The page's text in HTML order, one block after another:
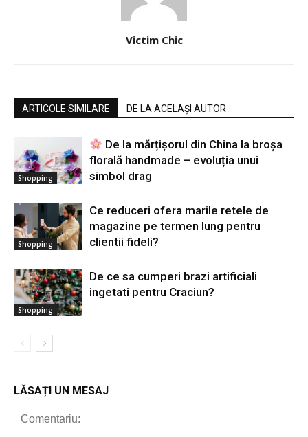
Victim Chic
ARTICOLE SIMILARE DE LA ACELAȘI AUTOR
Shopping
De la mărțișorul din China la broșa
florală handmade – evoluția unui
simbol drag
Shopping
Ce reduceri ofera marile retele de
magazine pe termen lung pentru
clientii fideli?
Shopping
De ce sa cumperi brazi artificiali
ingetati pentru Craciun?
LĂSAȚI UN MESAJ